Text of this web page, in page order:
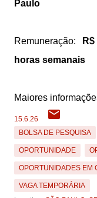
Paulo
Remuneração:
horas semanais
Maiores
15.6.26
BOLSA DE PESQUISA
OPORTUNIDADE
OPORTUNIDADES EM
VAGA TEMPORÁRIA